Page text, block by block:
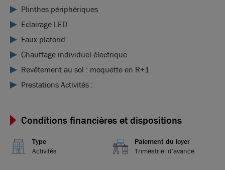
Plinthes périphériques
Eclairage LED
Faux plafond
Chauffage individuel électrique
Revêtement au sol : moquette en R+1
Prestations Activités :
Conditions financières et dispositions
Type
Activités
Paiement du loyer
Trimestriel d'avance